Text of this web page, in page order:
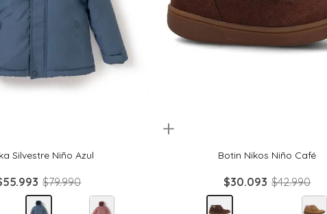
Silvestre Niño Azul
55.993 $79.990
Quickview
Botin Nikos Niño Café
$30.093 $42.990